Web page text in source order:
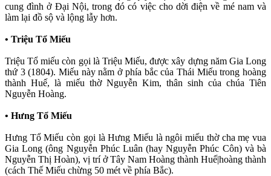
cung đình ở Đại Nội, trong đó có việc cho dời điện về mé nam và
làm lại đồ sộ và lộng lẫy hơn.
• Triệu Tổ Miếu
Triệu Tổ miếu còn gọi là Triệu Miếu, được xây dựng năm Gia Long
thứ 3 (1804). Miếu này nằm ở phía bắc của Thái Miếu trong hoàng
thành Huế, là miếu thờ Nguyễn Kim, thân sinh của chúa Tiên
Nguyễn Hoàng.
• Hưng Tổ Miếu
Hưng Tổ Miếu còn gọi là Hưng Miếu là ngôi miếu thờ cha mẹ vua
Gia Long (ông Nguyễn Phúc Luân (hay Nguyễn Phúc Côn) và bà
Nguyễn Thị Hoàn), vị trí ở Tây Nam Hoàng thành Huế|hoàng thành
(cách Thế Miếu chừng 50 mét về phía Bắc).